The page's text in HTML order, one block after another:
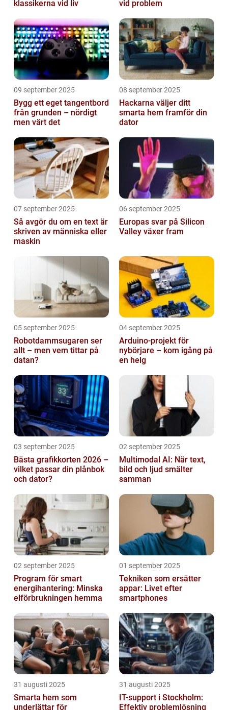
klassikerna vid liv
vid problem
09 september 2025
Bygg ett eget tangentbord
från grunden – nördigt
men värt det
08 september 2025
Hackarna väljer ditt
smarta hem framför din
dator
07 september 2025
Så avgör du om en text är
skriven av människa eller
maskin
06 september 2025
Europas svar på Silicon
Valley växer fram
05 september 2025
Robotdammsugaren ser
allt – men vem tittar på
datan?
04 september 2025
Arduino-projekt för
nybörjare – kom igång på
en helg
03 september 2025
Bästa grafikkorten 2026 –
vilket passar din plånbok
och dator?
02 september 2025
Multimodal AI: När text,
bild och ljud smälter
samman
02 september 2025
Program för smart
energihantering: Minska
elförbrukningen hemma
01 september 2025
Tekniken som ersätter
appar: Livet efter
smartphones
31 augusti 2025
Smarta hem som
underlättar för
31 augusti 2025
IT-support i Stockholm:
Effektiv problemlösning